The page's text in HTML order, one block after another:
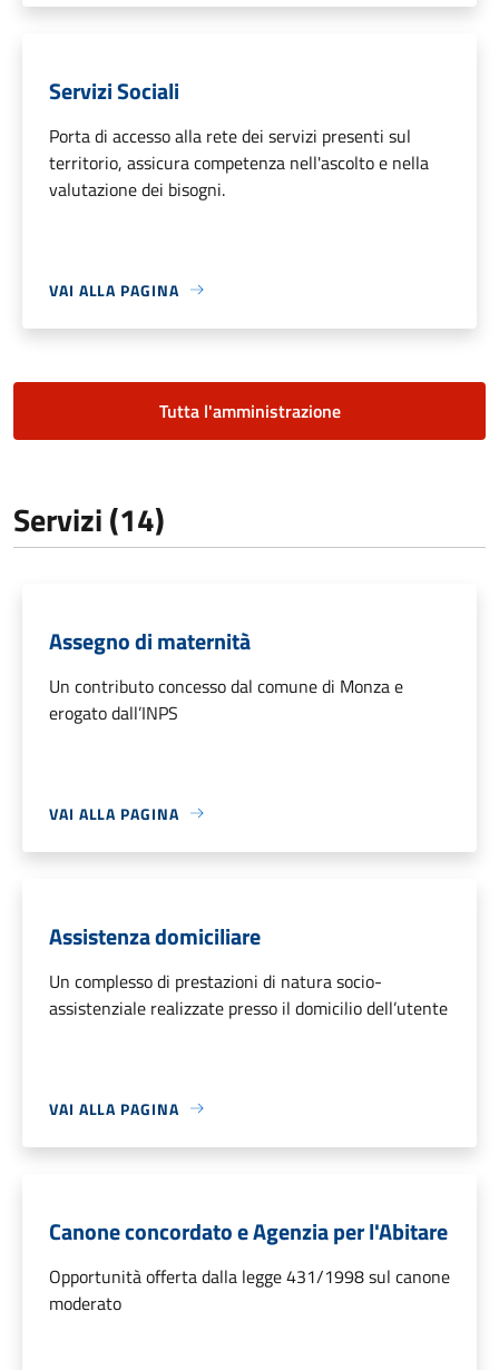
Servizi Sociali
Porta di accesso alla rete dei servizi presenti sul
territorio, assicura competenza nell'ascolto e nella
valutazione dei bisogni.
VAI ALLA PAGINA
Tutta l'amministrazione
Servizi (14)
Assegno di maternità
Un contributo concesso dal comune di Monza e
erogato dall’INPS
VAI ALLA PAGINA
Assistenza domiciliare
Un complesso di prestazioni di natura socio-
assistenziale realizzate presso il domicilio dell’utente
VAI ALLA PAGINA
Canone concordato e Agenzia per l'Abitare
Opportunità offerta dalla legge 431/1998 sul canone
moderato